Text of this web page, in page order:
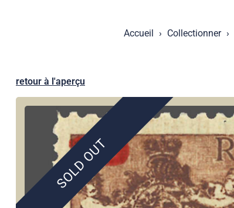
Sociétés de collectionneurs
Archives des timbrageAccueil Collectionner
retour à l'aperçu
SOLD OUT